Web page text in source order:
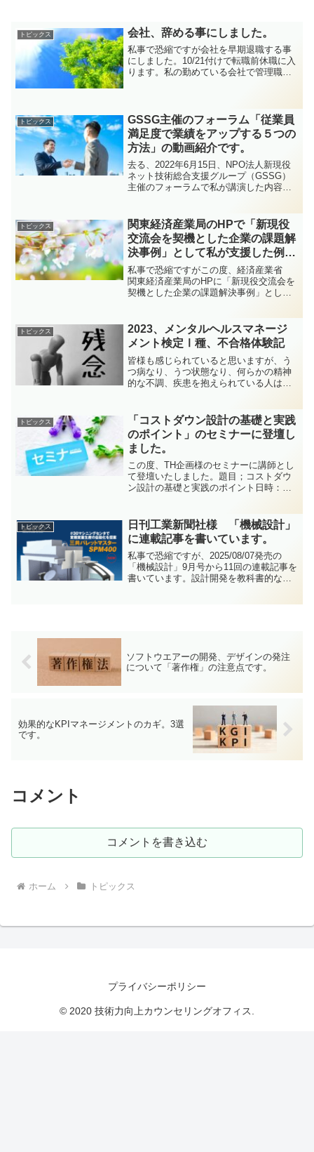
トピックス 会社、辞める事にしました。
私事で恐縮ですが会社を早期退職する事
にしました。10/21付けで転職前休職に入
ります。私の勤めている会社で管理職に
め、...
トピックス
GSSG主催のフォーラム「従業員
満足度で業績をアップする５つの
方法」の動画紹介です。
去る、2022年6月15日、NPO法人新現役
ネット技術総合支援グループ（GSSG）
主催のフォーラムで私が講演した内容が
トピックス
関東経済産業局のHPで「新現役
交流会を契機とした企業の課題解
決事例」として私が支援した例が
紹介されました。
私事で恐縮ですがこの度、経済産業省
関東経済産業局のHPに「新現役交流会を
契機とした企業の課題解決事例」として
業の課題解決事例」をクリックしていた
だき、更にその一番上ア...
トピックス
2023、メンタルヘルスマネージ
メント検定Ⅰ種、不合格体験記
皆様も感じられていると思いますが、う
つ病なり、うつ状態なり、何らかの精神
的な不調、疾患を抱えられている人は非
多く相談先も色々あるのが現状ですが、
中小企業の場合、どのよう...
トピックス
「コストダウン設計の基礎と実践
のポイント」のセミナーに登壇し
ました。
この度、TH企画様のセミナーに講師とし
て登壇いたしました。題目；コストダウ
ン設計の基礎と実践のポイント日時：
～第Ⅰ部～ コストダウン設計の基礎とそ
のポイン...
トピックス
日刊工業新聞社様 「機械設計」
に連載記事を書いています。
私事で恐縮ですが、2025/08/07発売の
「機械設計」9月号から11回の連載記事を
書いています。設計開発を教科書的な話
ソフトウエアーの開発、デザインの発注
について「著作権」の注意点です。
効果的なKPIマネージメントのカギ。3選
です。
コメント
コメントを書き込む
ホーム トピックス
プライバシーポリシー
© 2020 技術力向上カウンセリングオフィス.